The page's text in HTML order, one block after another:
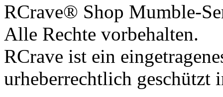
RCrave® Shop Mumble-
Alle Rechte vorbehalten.
RCrave ist ein
urheberrechtlich geschützt